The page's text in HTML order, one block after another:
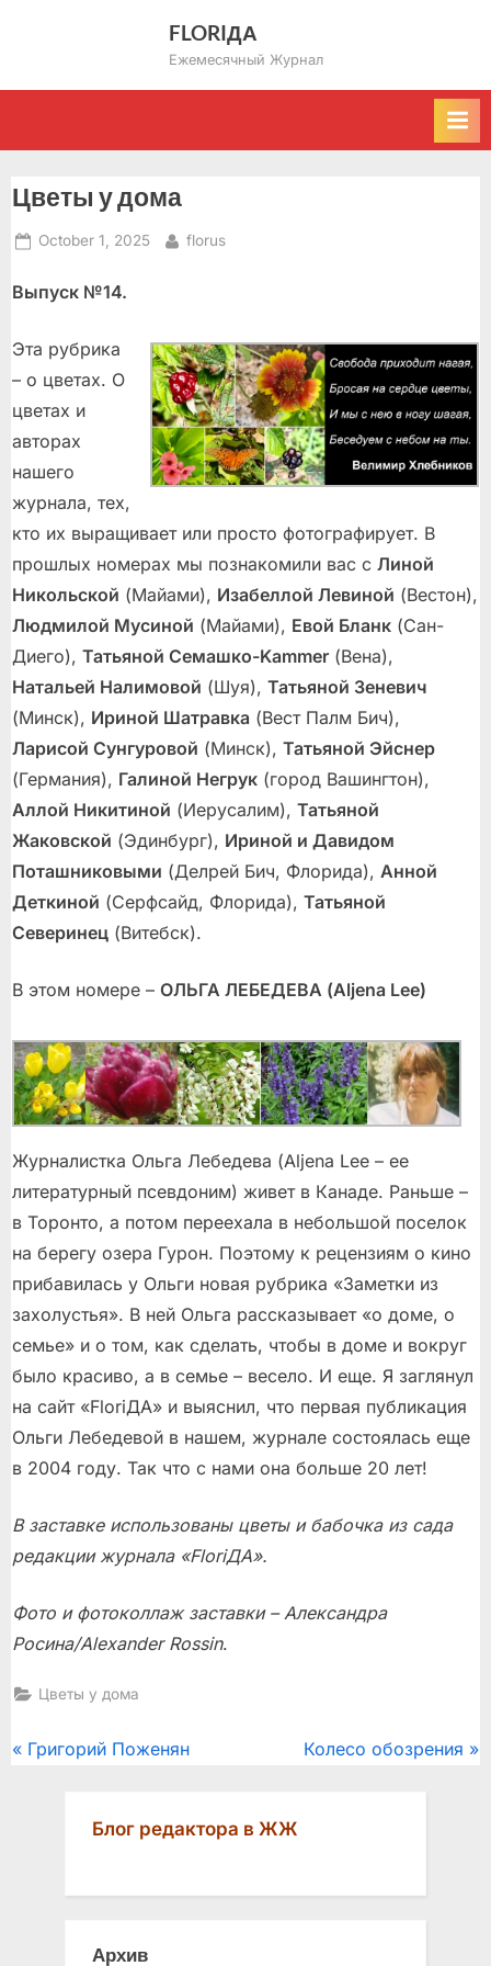
FLORIДА
Ежемесячный Журнал
Цветы у дома
Posted
October 1, 2025 By
florus
Выпуск №14.
Эта рубрика
– о цветах. О
цветах и
авторах
нашего
журнала, тех,
кто их выращивает или просто фотографирует. В
прошлых номерах мы познакомили вас с Линой
Никольской (Майами), Изабеллой Левиной (Вестон),
Людмилой Мусиной (Майами), Евой Бланк (Сан-
Диего), Татьяной Семашко-Kammer (Вена),
Натальей Налимовой (Шуя), Татьяной Зеневич
(Минск), Ириной Шатравка (Вест Палм Бич),
Ларисой Сунгуровой (Минск), Татьяной Эйснер
(Германия), Галиной Негрук (город Вашингтон),
Аллой Никитиной (Иерусалим), Татьяной
Жаковской (Эдинбург), Ириной и Давидом
Поташниковыми (Делрей Бич, Флорида), Анной
Деткиной (Серфсайд, Флорида), Татьяной
Северинец (Витебск).
В этом номере – ОЛЬГА ЛЕБЕДЕВА (Aljena Lee)
Журналистка Ольга Лебедева (Aljena Lee – ее
литературный псевдоним) живет в Канаде. Раньше –
в Торонто, а потом переехала в небольшой поселок
на берегу озера Гурон. Поэтому к рецензиям о кино
прибавилась у Ольги новая рубрика «Заметки из
захолустья». В ней Ольга рассказывает «о доме, о
семье» и о том, как сделать, чтобы в доме и вокруг
было красиво, а в семье – весело. И еще. Я заглянул
на сайт «FloriДА» и выяснил, что первая публикация
Ольги Лебедевой в нашем, журнале состоялась еще
в 2004 году. Так что с нами она больше 20 лет!
В заставке использованы цветы и бабочка из сада
редакции журнала «FloriДА».
Фото и фотоколлаж заставки – Александра
Росина/Alexander Rossin.
Цветы у дома
Post
P
Григорий Поженян
N
o
Колесо обозрения
Блог редактора в ЖЖ
Архив